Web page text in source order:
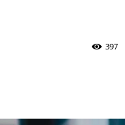
397